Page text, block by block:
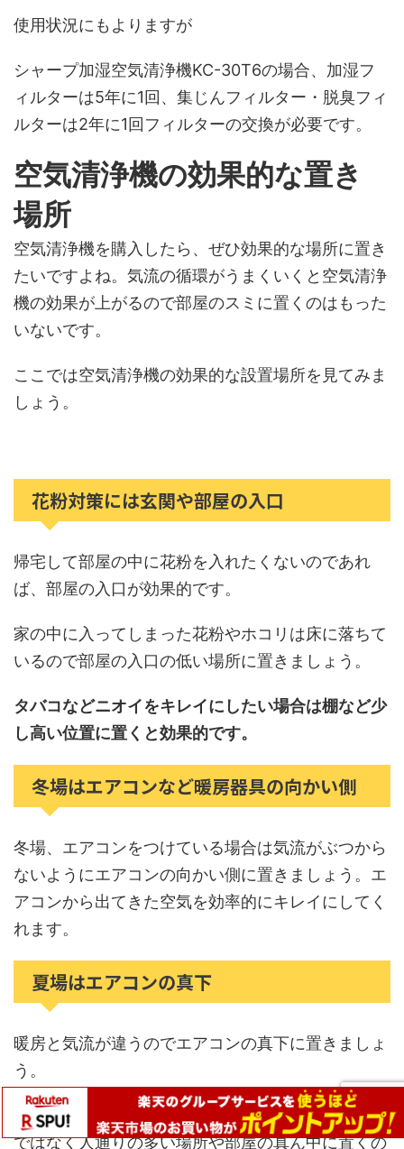
使用状況にもよりますが
シャープ加湿空気清浄機KC-30T6の場合、加湿フ
ィルターは5年に1回、集じんフィルター・脱臭フィ
ルターは2年に1回フィルターの交換が必要です。
空気清浄機の効果的な置き
場所
空気清浄機を購入したら、ぜひ効果的な場所に置き
たいですよね。 気流の循環がうまくいくと空気清浄
機の効果が上がるので部屋のスミに置くのはもった
いないです。
ここでは空気清浄機の効果的な設置場所を見てみま
しょう。
花粉対策には玄関や部屋の入口
帰宅して部屋の中に花粉を入れたくないのであれ
ば、部屋の入口が効果的です。
家の中に入ってしまった花粉やホコリは床に落ちて
いるので部屋の入口の低い場所に置きましょう。
タバコなどニオイをキレイにしたい場合は棚など少
し高い位置に置くと効果的です。
冬場はエアコンなど暖房器具の向かい側
冬場、エアコンをつけている場合は気流がぶつから
ないようにエアコンの向かい側に置きましょう。エ
アコンから出てきた空気を効率的にキレイにしてく
れます。
夏場はエアコンの真下
暖房と気流が違うのでエアコンの真下に置きましょ
う。
エアコンや花粉は関係ないのであれば、部屋のスミ
ではなく人通りの多い場所や部屋の真ん中に置くの